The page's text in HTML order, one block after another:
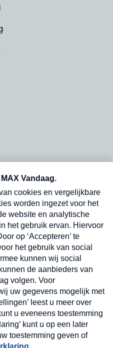
op onze
dinsdagochtend in
Verzend
op onze
dinsdagochtend in uw